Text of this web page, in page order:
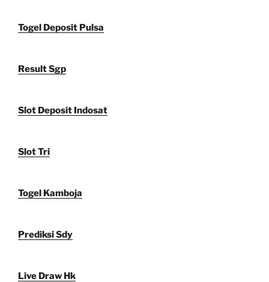
Togel Deposit Pulsa
Result Sgp
Slot Deposit Indosat
Slot Tri
Togel Kamboja
Prediksi Sdy
Live Draw Hk